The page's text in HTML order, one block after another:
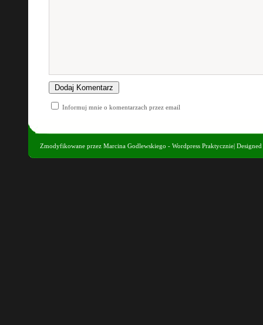
Informuj mnie o komentarzach przez email
Zmodyfikowane przez Marcina Godlewskiego - Wordpress Praktycznie|